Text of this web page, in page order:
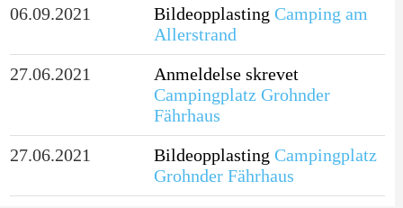
06.09.2021
Bildeopplasting Camping am
Allerstrand
27.06.2021
Anmeldelse skrevet
Campingplatz Grohnder
Fährhaus
27.06.2021
Bildeopplasting Campingplatz
Grohnder Fährhaus